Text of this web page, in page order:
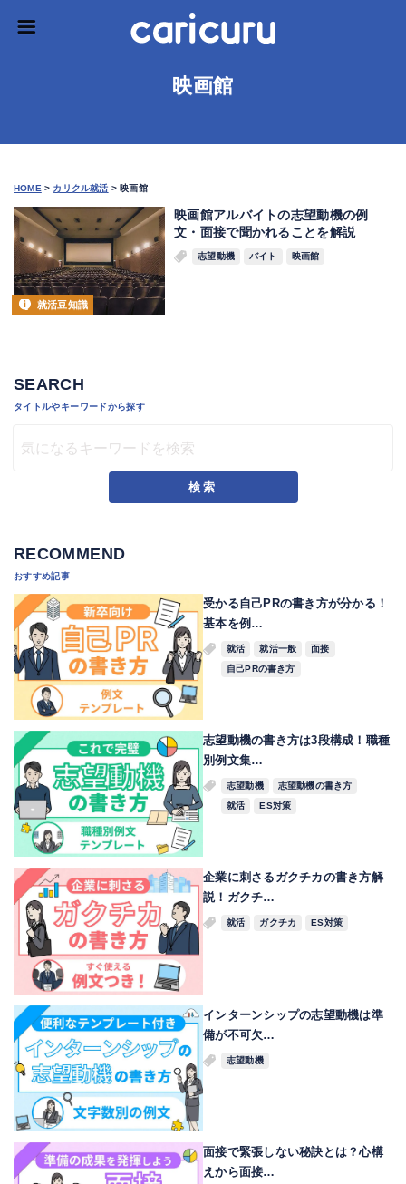
映画館
HOME > カリクル就活 >映画館
就活豆知識
映画館アルバイトの志望動機の例
文・面接で聞かれることを解説
志望動機 バイト 映画館
SEARCH
タイトルやキーワードから探す
検索
RECOMMEND
おすすめ記事
受かる自己PRの書き方が分かる！
基本を例…
就活 就活一般
面接
自己PRの書き方
志望動機の書き方は3段構成！職種
別例文集…
志望動機
志望動機の書き方
就活
ES対策
企業に刺さるガクチカの書き方解
説！ガクチ…
就活 ガクチカ ES対策
インターンシップの志望動機は準
備が不可欠…
志望動機
面接で緊張しない秘訣とは？心構
えから面接…